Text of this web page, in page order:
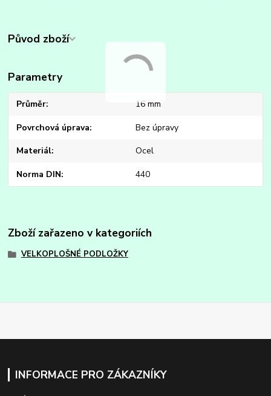
Původ zboží
Parametry
Průměr 16 mm
Povrchová úprava Bez úpravy
Materiál Ocel
Norma DIN 440
Zboží zařazeno v kategoriích
VELKOPLOŠNÉ PODLOŽKY
INFORMACE PRO ZÁKAZNÍKY